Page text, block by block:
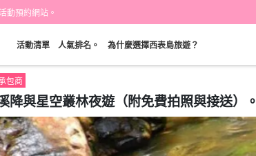
動預約網站。
活動清單 人氣排名。 為什麼選擇西表島旅遊？
包商
降與星空叢林夜遊（附免費拍照與接送）。